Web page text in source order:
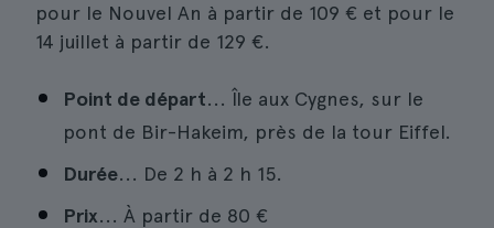
pour le Nouvel An à partir de 109 € et pour le
14 juillet à partir de 129 €.
Point de départ... Île aux Cygnes, sur le
pont de Bir-Hakeim, près de la tour Eiffel.
Durée... De 2 h à 2 h 15.
Prix... À partir de 80 €